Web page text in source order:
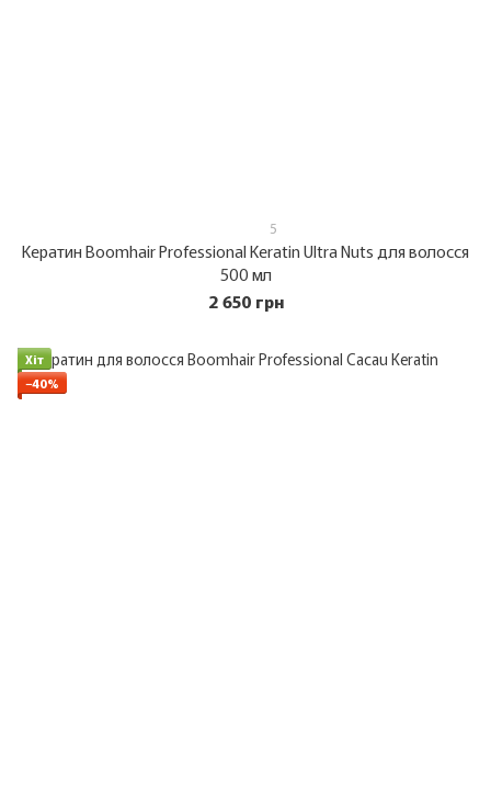
5
Кератин Boomhair Professional Keratin Ultra Nuts для волосся
500 мл
2 650 грн
Хіт
−40%